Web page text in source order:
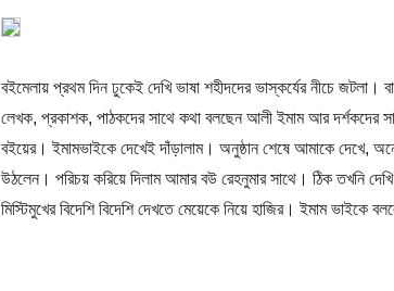
বইমেলায় প্রথম দিন ঢুকেই দেখি ভাষা শহীদদের ভাস্কর্যের নীচে জটলা।
লেখক, প্রকাশক, পাঠকদের সাথে কথা বলছেন আলী ইমাম আর দর্শকদের
বইয়ের। ইমামভাইকে দেখেই দাঁড়ালাম। অনুষ্ঠান শেষে আমাকে দেখে,
উঠলেন। পরিচয় করিয়ে দিলাম আমার বউ রেহনুমার সাথে। ঠিক তখনি দেখি
মিস্টিমুখের বিদেশি বিদেশি দেখতে মেয়েকে নিয়ে হাজির। ইমাম ভাইকে